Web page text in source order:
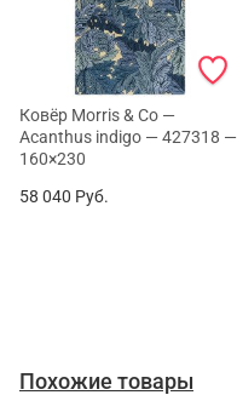
Ковёр Morris & Co —
Acanthus indigo — 427318 —
160×230
58 040 Руб.
Похожие товары